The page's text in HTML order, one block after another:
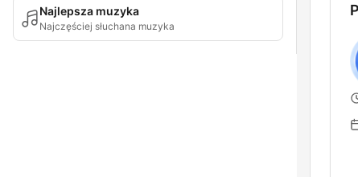
Najlepsza muzyka
Najczęściej słuchana muzyka